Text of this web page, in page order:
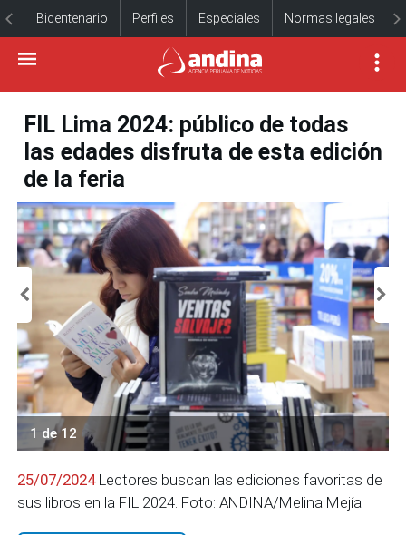
Bicentenario Perfiles Especiales Normas legales
FIL Lima 2024: público de todas
las edades disfruta de esta edición
de la feria
1 de 12
25/07/2024Lectores buscan las ediciones favoritas de
sus libros en la FIL 2024. Foto: ANDINA/Melina Mejía